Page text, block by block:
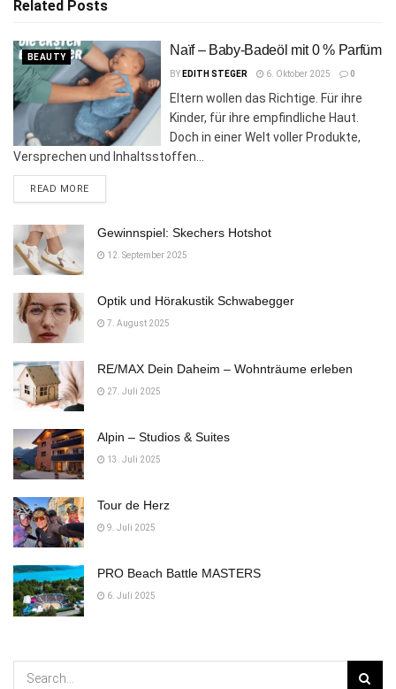
Related Posts
BEAUTY Naïf – Baby-Badeöl mit 0 % Parfüm
BY EDITH STEGER 6. Oktober 2025 0
Eltern wollen das Richtige. Für ihre
Kinder, für ihre empfindliche Haut.
Doch in einer Welt voller Produkte,
Versprechen und Inhaltsstoffen...
READ MOREDETAILS
Gewinnspiel: Skechers Hotshot
12. September 2025
Optik und Hörakustik Schwabegger
7. August 2025
RE/MAX Dein Daheim – Wohnträume erleben
27. Juli 2025
Alpin – Studios & Suites
13. Juli 2025
Tour de Herz
9. Juli 2025
PRO Beach Battle MASTERS
6. Juli 2025